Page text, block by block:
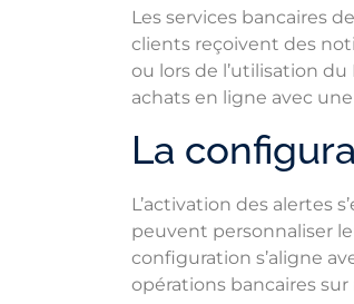
Les services bancaires
clients reçoivent des
ou lors de l’utilisation
achats en ligne avec
La
L’activation des alertes
peuvent personnaliser
configuration s’aligne
opérations bancaires